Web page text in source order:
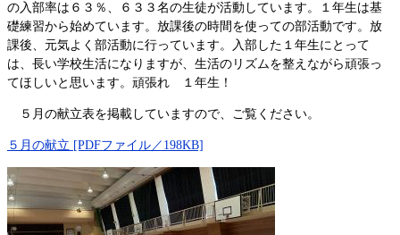
の入部率は６３％、６３３名の生徒が活動しています。１年生は基
礎練習から始めています。放課後の時間を使っての部活動です。放
課後、元気よく部活動に行っています。入部した１年生にとって
は、長い学校生活になりますが、生活のリズムを整えながら頑張っ
てほしいと思います。頑張れ １年生！
５月の献立表を掲載していますので、ご覧ください。
５月の献立 [PDFファイル／198KB]